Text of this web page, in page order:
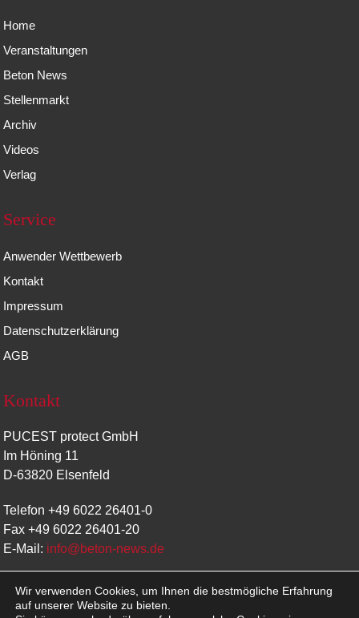
Home
Veranstaltungen
Beton News
Stellenmarkt
Archiv
Videos
Verlag
Service
Anwender Wettbewerb
Kontakt
Impressum
Datenschutzerklärung
AGB
Kontakt
PUCEST protect GmbH
Im Höning 11
D-63820 Elsenfeld
Telefon +49 6022 26401-0
Fax +49 6022 26401-20
E-Mail: info@beton-news.de
Wir verwenden Cookies, um Ihnen die bestmögliche Erfahrung
auf unserer Website zu bieten.